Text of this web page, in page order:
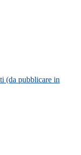
(da pubblicare in